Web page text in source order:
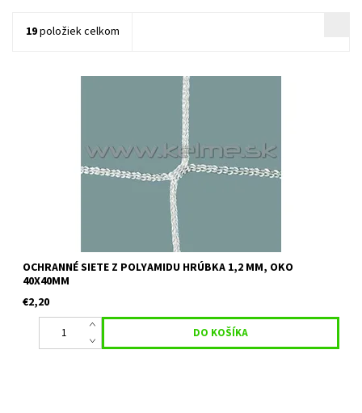
19položiek celkom
Určenie:vhodné ako ochranné siete a deliace siete na squash
kurty, golfové tréningové tunely a podobne. Farba: biela,
béžová, čierna Uvedená cena je orientačná za 1 m2 pri
OCHRANNÉ SIETE Z POLYAMIDU HRÚBKA 1,2 MM, OKO
40X40MM
€2,20